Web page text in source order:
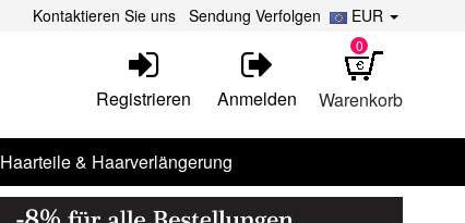
EUR
Kontaktieren Sie uns Sendung Verfolgen
Warenkorb
0
Registrieren Anmelden
Haarteile & Haarverlängerung